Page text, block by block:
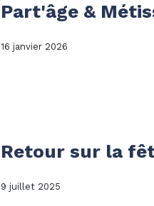
Part'âge &
16 janvier 2026
Retour sur la
9 juillet 2025